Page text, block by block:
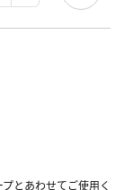
とあわせてご使用く